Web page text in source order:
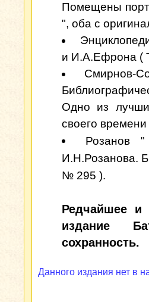
Помещены
", оба с
и И.А.Ефрона (
Смирнов-
Одно из
своего времени
Розанов "
И.Н.Розанова.
№ 295 ).
Редчайшее и
издание
сохранность.
Данного издания нет в